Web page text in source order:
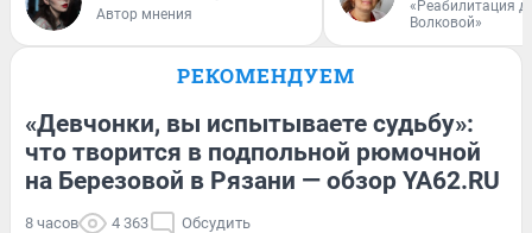
Автор мнения
«Реабилитация
Волковой»
РЕКОМЕНДУЕМ
«Девчонки, вы испытываете судьбу»:
что творится в подпольной рюмочной
на Березовой в Рязани — обзор YA62.RU
8 часов 4 363 Обсудить